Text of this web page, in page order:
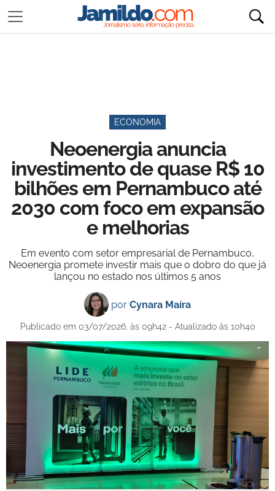
ECONOMIA
Neoenergia anuncia
investimento de quase R$ 10
bilhões em Pernambuco até
2030 com foco em expansão
e melhorias
Em evento com setor empresarial de Pernambuco,
Neoenergia promete investir mais que o dobro do que já
lançou no estado nos últimos 5 anos
por Cynara Maíra
Publicado em 03/07/2026, às 09h42 - Atualizado às 10h40